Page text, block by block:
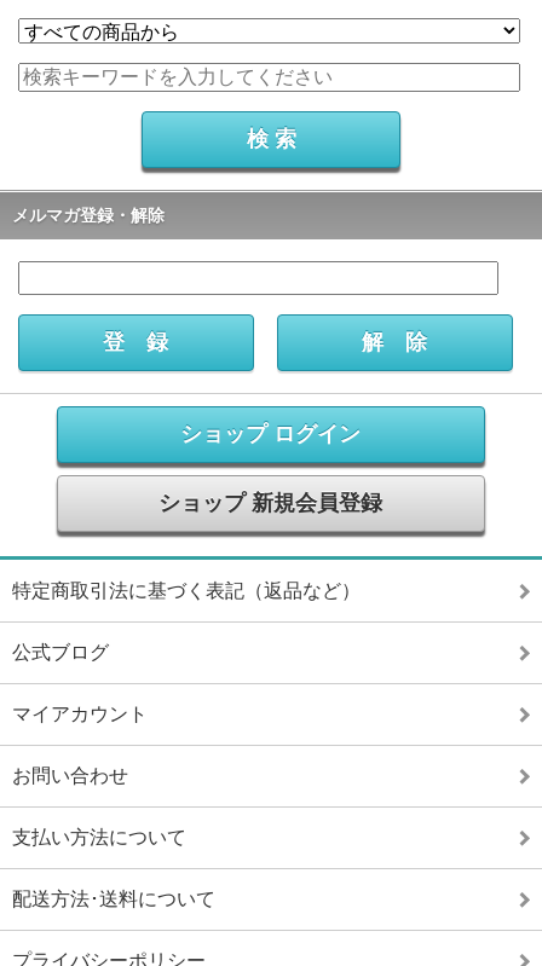
メルマガ登録・解除
ショップ ログイン
ショップ 新規会員登録
特定商取引法に基づく表記（返品など）
公式ブログ
マイアカウント
お問い合わせ
支払い方法について
配送方法･送料について
プライバシーポリシー